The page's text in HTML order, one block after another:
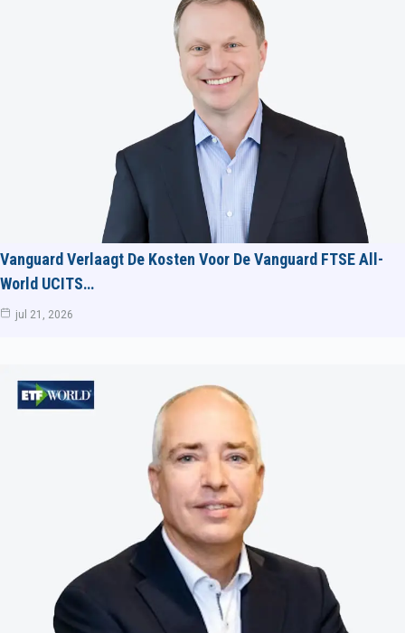
Vanguard Verlaagt De Kosten Voor De Vanguard FTSE All-
World UCITS…
jul 21, 2026